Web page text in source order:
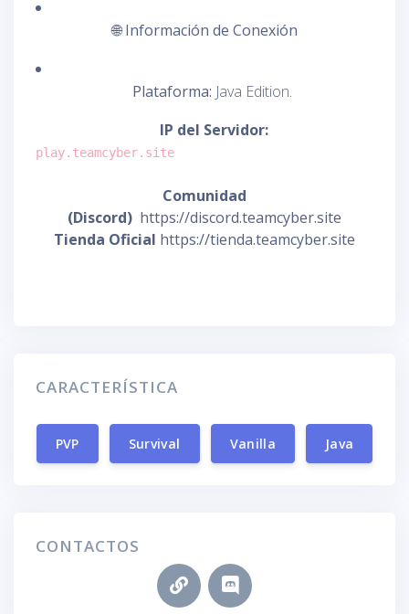
🌐Información de Conexión
Plataforma: Java Edition.
IP del Servidor:
play.teamcyber.site
Comunidad
(Discord) https://discord.teamcyber.site
Tienda Oficial https://tienda.teamcyber.site
CARACTERÍSTICA
PVP Survival Vanilla Java
CONTACTOS